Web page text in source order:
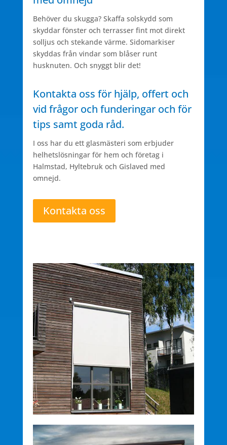
Behöver du skugga? Skaffa solskydd som
skyddar fönster och terrasser fint mot direkt
solljus och stekande värme. Sidomarkiser
skyddas från vindar som blåser runt
husknuten. Och snyggt blir det!
Kontakta oss för hjälp, offert och
vid frågor och funderingar och för
tips samt goda råd.
I oss har du ett glasmästeri som erbjuder
helhetslösningar för hem och företag i
Halmstad, Hyltebruk och Gislaved med
omnejd.
Kontakta oss